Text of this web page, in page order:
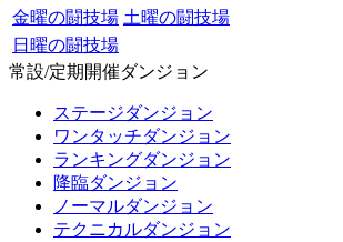
金曜の闘技場 土曜の闘技場
日曜の闘技場
常設/定期開催ダンジョン
ステージダンジョン
ワンタッチダンジョン
ランキングダンジョン
降臨ダンジョン
ノーマルダンジョン
テクニカルダンジョン